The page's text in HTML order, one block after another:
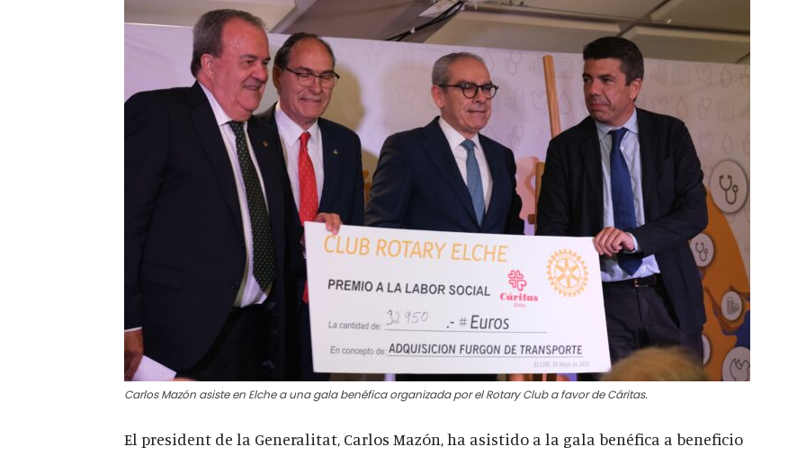
Carlos Mazón asiste en Elche a una gala benéfica organizada por el Rotary Club a favor de Cáritas.
El president de la Generalitat, Carlos Mazón, ha asistido a la gala benéfica a beneficio